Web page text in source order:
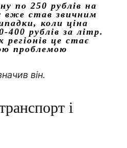
по 250 рублів на
вже став звичним
коли ціна
400 рублів за літр.
регіонів це стає
проблемою
він.
і